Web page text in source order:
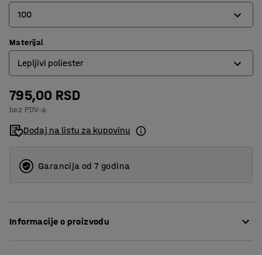
100
100
200
Materijal
Lepljivi poliester
Lepljivi poliester
Polipropilen
795,00 RSD
bez PDV-a
Dodaj na listu za kupovinu
Garancija od 7 godina
Informacije o proizvodu